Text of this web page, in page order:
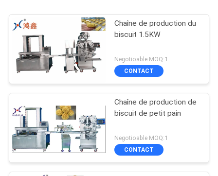
Chaîne de production du
biscuit 1.5KW
Negotioable MOQ:1
CONTACT
Chaîne de production de
biscuit de petit pain
Negotioable MOQ:1
CONTACT